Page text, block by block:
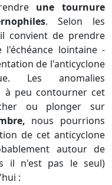
une tournure
. Selon les
convient de prendre
lointaine -
de l'anticyclone
Les anomalies
à peu contourner cet
ou plonger sur
nous pourrions
de cet anticyclone
autour de
il n'est pas le seul)
: